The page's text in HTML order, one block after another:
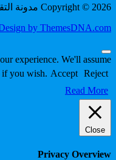
Copyright © 2026 مدونة التقني
by ThemesDNA.com
Scroll
to
Top
experience. We'll assume
if you wish. Accept Reject
Read More
Close
Privacy Overview